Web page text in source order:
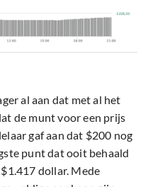
al aan dat met al het
de munt voor een prijs
gaf aan dat $200 nog
punt dat ooit behaald
dollar. Mede